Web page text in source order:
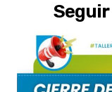
Seguir